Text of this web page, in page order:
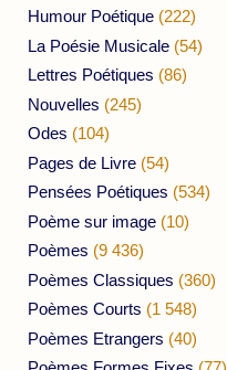
Humour Poétique (222)
La Poésie Musicale (54)
Lettres Poétiques (86)
Nouvelles (245)
Odes (104)
Pages de Livre (54)
Pensées Poétiques (534)
Poème sur image (10)
Poèmes (9 436)
Poèmes Classiques (360)
Poèmes Courts (1 548)
Poèmes Etrangers (40)